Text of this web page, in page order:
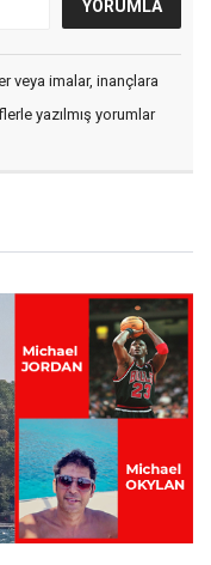
veya imalar, inançlara
yazılmış yorumlar